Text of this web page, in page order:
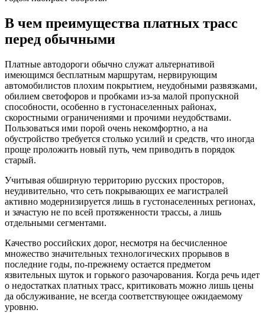
В чем преимущества платных трасс
перед обычными
Платные автодороги обычно служат альтернативой
имеющимся бесплатным маршрутам, нервирующим
автомобилистов плохим покрытием, неудобными развязками,
обилием светофоров и пробками из-за малой пропускной
способности, особенно в густонаселенных районах,
скоростными ограничениями и прочими неудобствами.
Пользоваться ими порой очень некомфортно, а на
обустройство требуется столько усилий и средств, что иногда
проще проложить новый путь, чем приводить в порядок
старый.
Учитывая обширную территорию русских просторов,
неудивительно, что сеть покрывающих ее магистралей
активно модернизируется лишь в густонаселенных регионах,
и зачастую не по всей протяженности трассы, а лишь
отдельными сегментами.
Качество российских дорог, несмотря на бесчисленное
множество значительных технологических прорывов в
последние годы, по-прежнему остается предметом
язвительных шуток и горького разочарования. Когда речь идет
о недостатках платных трасс, критиковать можно лишь цены
да обслуживание, не всегда соответствующее ожидаемому
уровню.